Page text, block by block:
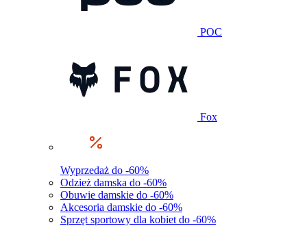
POC
Fox
Wyprzedaż do -60%
Odzież damska do -60%
Obuwie damskie do -60%
Akcesoria damskie do -60%
Sprzęt sportowy dla kobiet do -60%